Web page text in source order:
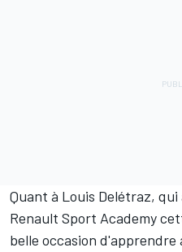
Quant à Louis Delétraz,
Renault Sport Academy
belle occasion